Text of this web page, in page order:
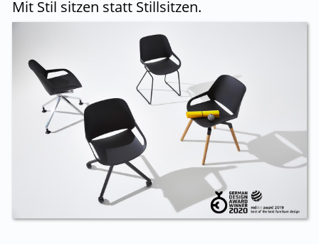
Mit Stil sitzen statt Stillsitzen.